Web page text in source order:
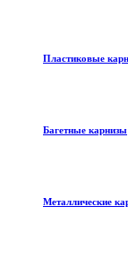
Пластиковые
Багетные карнизы
Металлические